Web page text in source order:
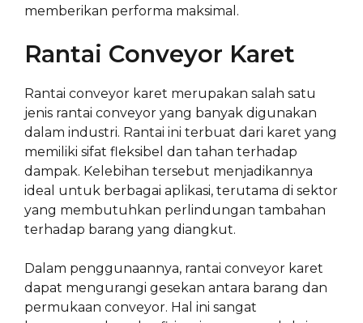
memberikan performa maksimal.
Rantai Conveyor Karet
Rantai conveyor karet merupakan salah satu
jenis rantai conveyor yang banyak digunakan
dalam industri. Rantai ini terbuat dari karet yang
memiliki sifat fleksibel dan tahan terhadap
dampak. Kelebihan tersebut menjadikannya
ideal untuk berbagai aplikasi, terutama di sektor
yang membutuhkan perlindungan tambahan
terhadap barang yang diangkut.
Dalam penggunaannya, rantai conveyor karet
dapat mengurangi gesekan antara barang dan
permukaan conveyor. Hal ini sangat